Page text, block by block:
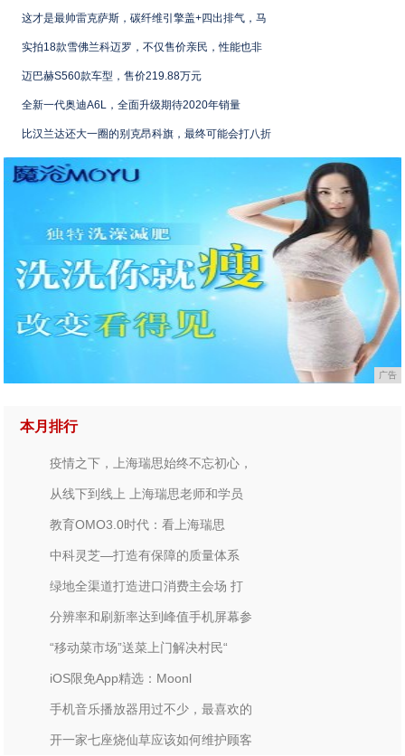
这才是最帅雷克萨斯，碳纤维引擎盖+四出排气，马
实拍18款雪佛兰科迈罗，不仅售价亲民，性能也非
迈巴赫S560款车型，售价219.88万元
全新一代奥迪A6L，全面升级期待2020年销量
比汉兰达还大一圈的别克昂科旗，最终可能会打八折
广告
本月排行
疫情之下，上海瑞思始终不忘初心，
从线下到线上 上海瑞思老师和学员
教育OMO3.0时代：看上海瑞思
中科灵芝—打造有保障的质量体系
绿地全渠道打造进口消费主会场 打
分辨率和刷新率达到峰值手机屏幕参
“移动菜市场”送菜上门解决村民“
iOS限免App精选：Moonl
手机音乐播放器用过不少，最喜欢的
开一家七座烧仙草应该如何维护顾客